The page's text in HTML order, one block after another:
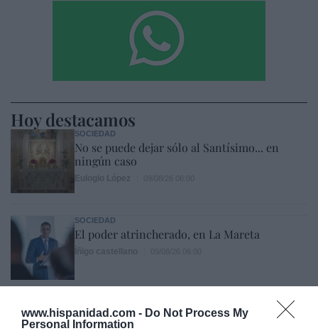
www.hispanidad.com - Do Not Process My
Personal Information
Hoy destacamos
SOCIEDAD
No se puede dejar sólo al Santísimo... en
ningún caso
SOCIEDAD
El poder atrincherado, en La Mareta
¿Tiempos de paganismo o tiempos de
satanismo?